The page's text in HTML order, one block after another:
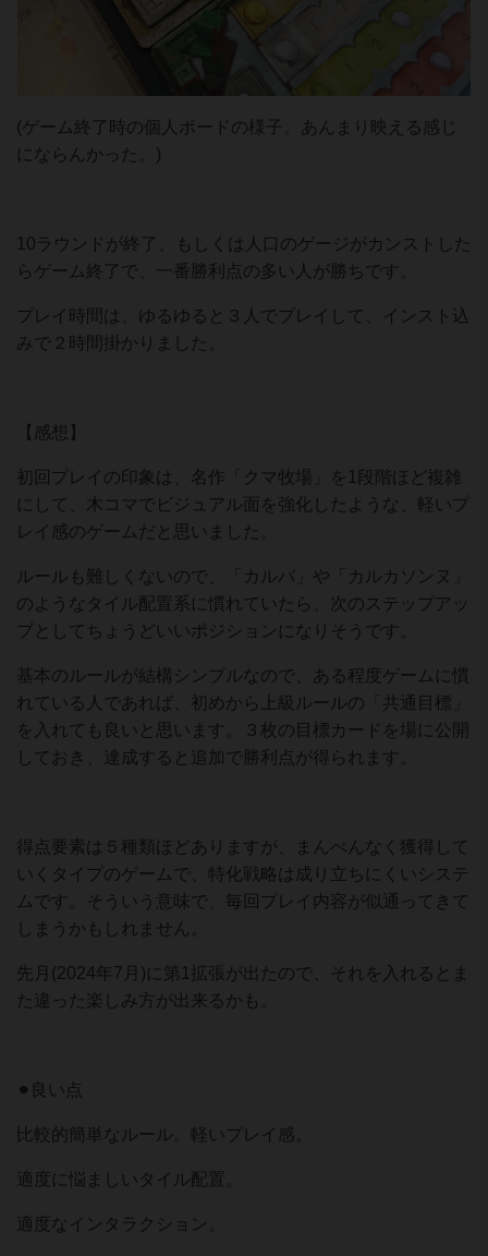
(ゲーム終了時の個人ボードの様子。あんまり映える感じ
にならんかった。)
10ラウンドが終了、もしくは人口のゲージがカンストした
らゲーム終了で、一番勝利点の多い人が勝ちです。
プレイ時間は、ゆるゆると３人でプレイして、インスト込
みで２時間掛かりました。
【感想】
初回プレイの印象は、名作「クマ牧場」を1段階ほど複雑
にして、木コマでビジュアル面を強化したような、軽いプ
レイ感のゲームだと思いました。
ルールも難しくないので、「カルバ」や「カルカソンヌ」
のようなタイル配置系に慣れていたら、次のステップアッ
プとしてちょうどいいポジションになりそうです。
基本のルールが結構シンプルなので、ある程度ゲームに慣
れている人であれば、初めから上級ルールの「共通目標」
を入れても良いと思います。３枚の目標カードを場に公開
しておき、達成すると追加で勝利点が得られます。
得点要素は５種類ほどありますが、まんべんなく獲得して
いくタイプのゲームで、特化戦略は成り立ちにくいシステ
ムです。そういう意味で、毎回プレイ内容が似通ってきて
しまうかもしれません。
先月(2024年7月)に第1拡張が出たので、それを入れるとま
た違った楽しみ方が出来るかも。
⚫︎良い点
比較的簡単なルール。軽いプレイ感。
適度に悩ましいタイル配置。
適度なインタラクション。